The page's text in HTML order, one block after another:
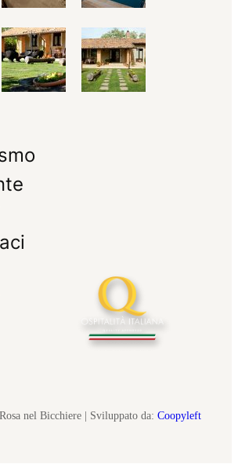
nel Bicchiere | Sviluppato da: Coopyleft